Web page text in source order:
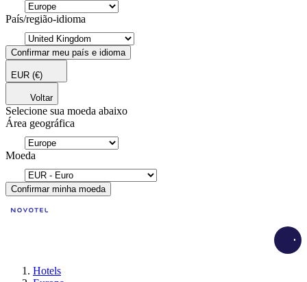
País/região-idioma
Confirmar meu país e idioma
EUR (€)
Voltar
Selecione sua moeda abaixo
Área geográfica
Moeda
Confirmar minha moeda
Hotels